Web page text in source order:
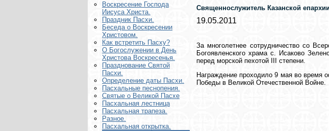
Воскреcение Господа
Иисуса Христа.
Праздник Пасхи.
Беседа о Воскресении
Христовом.
Как встретить Пасху?
О Богослужении в День
Христова Воскресенья.
Празднование Святой
Пасхи.
Определение даты Пасхи.
Пасхальные песнопения.
Святые о Великой Пасхе
Пасхальная лестница
Пасхальная трапеза.
Разное.
Пасхальная открытка.
Священнослужитель Казанской
19.05.2011
За многолетнее сотрудничество со
Богоявленского храма с. Исаково
перед морской пехотой III степени.
Награждение проходило 9 мая во время
Победы в Великой Отечественной Войне.